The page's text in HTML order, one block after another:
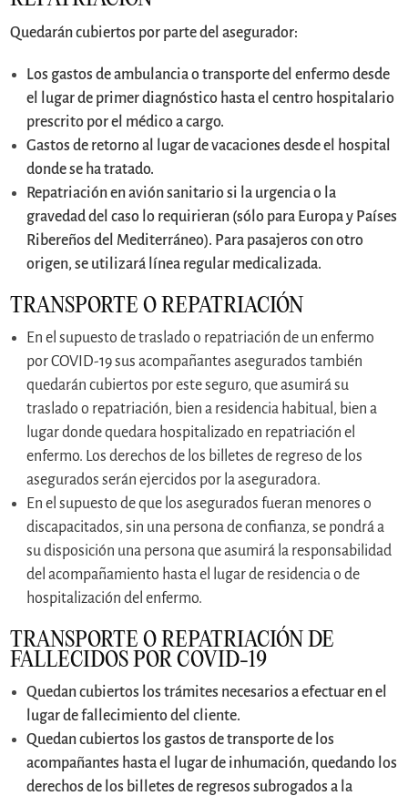
Quedarán cubiertos por parte del asegurador:
Los gastos de ambulancia o transporte del enfermo desde
el lugar de primer diagnóstico hasta el centro hospitalario
prescrito por el médico a cargo.
Gastos de retorno al lugar de vacaciones desde el hospital
donde se ha tratado.
Repatriación en avión sanitario si la urgencia o la
gravedad del caso lo requirieran (sólo para Europa y Países
Ribereños del Mediterráneo). Para pasajeros con otro
origen, se utilizará línea regular medicalizada.
TRANSPORTE O REPATRIACIÓN
En el supuesto de traslado o repatriación de un enfermo
por COVID-19 sus acompañantes asegurados también
quedarán cubiertos por este seguro, que asumirá su
traslado o repatriación, bien a residencia habitual, bien a
lugar donde quedara hospitalizado en repatriación el
enfermo. Los derechos de los billetes de regreso de los
asegurados serán ejercidos por la aseguradora.
En el supuesto de que los asegurados fueran menores o
discapacitados, sin una persona de confianza, se pondrá a
su disposición una persona que asumirá la responsabilidad
del acompañamiento hasta el lugar de residencia o de
hospitalización del enfermo.
TRANSPORTE O REPATRIACIÓN DE
FALLECIDOS POR COVID-19
Quedan cubiertos los trámites necesarios a efectuar en el
lugar de fallecimiento del cliente.
Quedan cubiertos los gastos de transporte de los
acompañantes hasta el lugar de inhumación, quedando los
derechos de los billetes de regresos subrogados a la